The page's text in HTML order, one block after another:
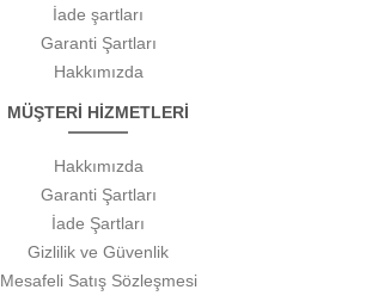
İade şartları
Garanti Şartları
Hakkımızda
MÜŞTERİ HİZMETLERİ
Hakkımızda
Garanti Şartları
İade Şartları
Gizlilik ve Güvenlik
Mesafeli Satış Sözleşmesi